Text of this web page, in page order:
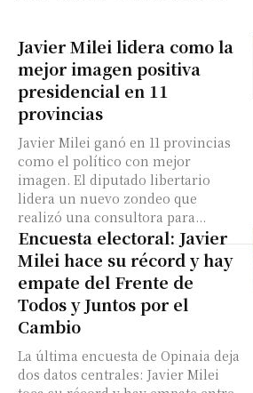
Javier Milei lidera como la
mejor imagen positiva
presidencial en 11
provincias
Javier Milei ganó en 11 provincias
como el político con mejor
imagen. El diputado libertario
lidera un nuevo zondeo que
realizó una consultora para...
Encuesta electoral: Javier
Milei hace su récord y hay
empate del Frente de
Todos y Juntos por el
Cambio
La última encuesta de Opinaia deja
dos datos centrales: Javier Milei